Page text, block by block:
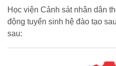
Học viện Cảnh sát nhân dân
động tuyển sinh hệ đào tạo
sau: